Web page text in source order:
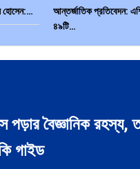
হোসেন:…
আন্তর্জাতিক প্রতিবেদন:
৪৯টি…
পরবর্তী রাষ্ট্রপতি নির্বাচন
পড়ার বৈজ্ঞানিক রহস্য,
গাইড